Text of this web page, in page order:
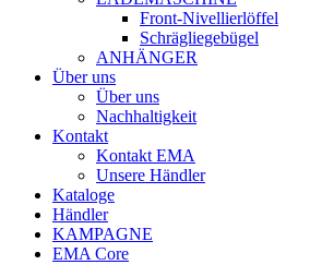
Front-Nivellierlöffel
Schrägliegebügel
ANHÄNGER
Über uns
Über uns
Nachhaltigkeit
Kontakt
Kontakt EMA
Unsere Händler
Kataloge
Händler
KAMPAGNE
EMA Core